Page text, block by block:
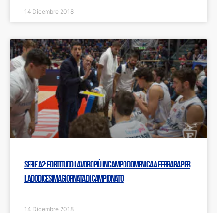
14 Dicembre 2018
Serie A2: Fortitudo Lavoropiù in campo domenica a Ferrara per
la dodicesima giornata di campionato
14 Dicembre 2018